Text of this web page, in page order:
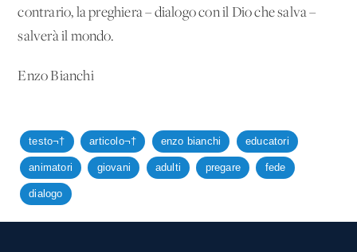
contrario, la preghiera – dialogo con il Dio che salva –
salverà il mondo.
Enzo Bianchi
testo¬† articolo¬† enzo bianchi educatori
animatori giovani adulti pregare fede
dialogo